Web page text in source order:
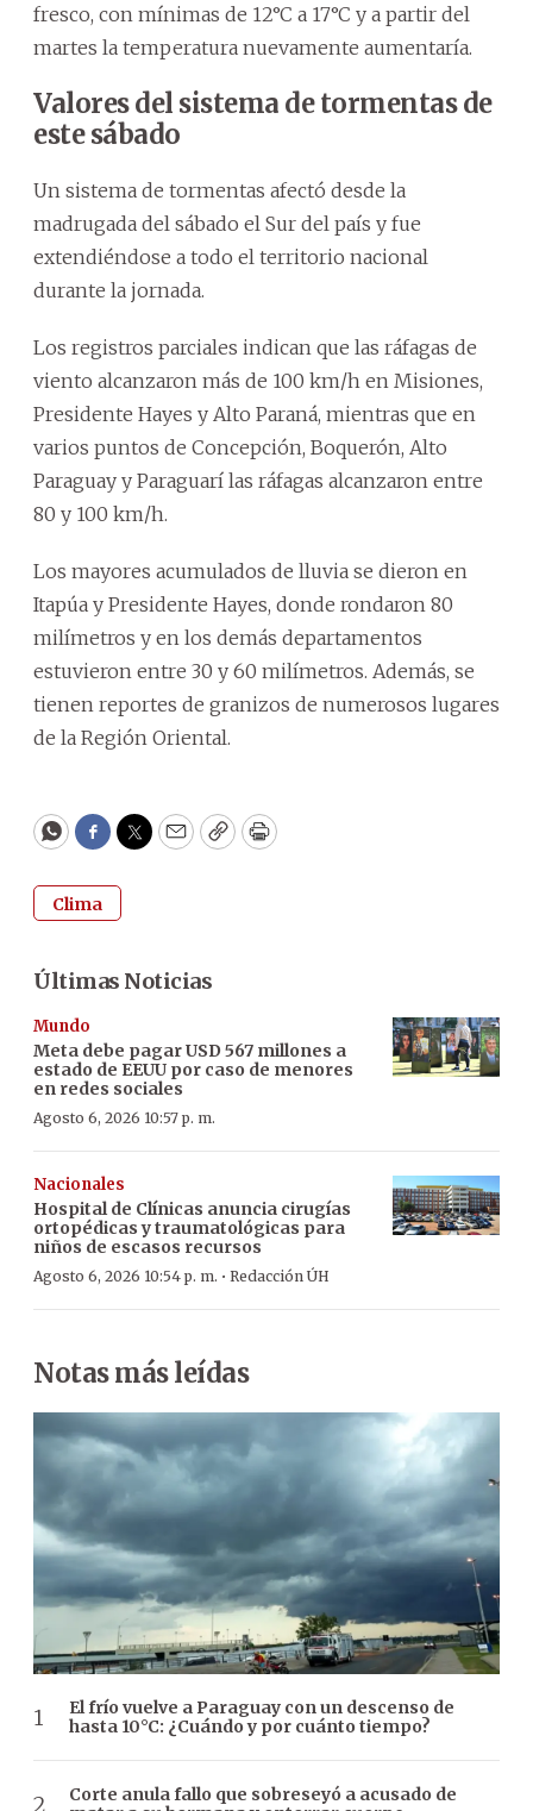
fresco, con mínimas de 12°C a 17°C y a partir del
martes la temperatura nuevamente aumentaría.
Valores del sistema de tormentas de
este sábado
Un sistema de tormentas afectó desde la
madrugada del sábado el Sur del país y fue
extendiéndose a todo el territorio nacional
durante la jornada.
Los registros parciales indican que las ráfagas de
viento alcanzaron más de 100 km/h en Misiones,
Presidente Hayes y Alto Paraná, mientras que en
varios puntos de Concepción, Boquerón, Alto
Paraguay y Paraguarí las ráfagas alcanzaron entre
80 y 100 km/h.
Los mayores acumulados de lluvia se dieron en
Itapúa y Presidente Hayes, donde rondaron 80
milímetros y en los demás departamentos
estuvieron entre 30 y 60 milímetros. Además, se
tienen reportes de granizos de numerosos lugares
de la Región Oriental.
WhatsApp
Facebook
Twitter
EmailCopyPrint
Clima
Últimas Noticias
Mundo
Meta debe pagar USD 567 millones a
estado de EEUU por caso de menores
en redes sociales
Agosto 6, 2026 10:57 p. m.
Nacionales
Hospital de Clínicas anuncia cirugías
ortopédicas y traumatológicas para
niños de escasos recursos
Agosto 6, 2026 10:54 p. m. · Redacción ÚH
Notas más leídas
El frío vuelve a Paraguay con un descenso de
hasta 10°C: ¿Cuándo y por cuánto tiempo?
Corte anula fallo que sobreseyó a acusado de